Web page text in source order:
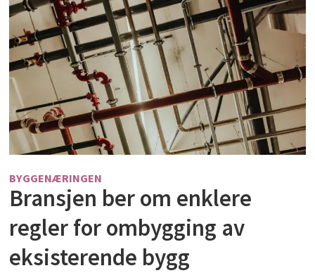
BYGGENÆRINGEN
Bransjen ber om enklere
regler for ombygging av
eksisterende bygg